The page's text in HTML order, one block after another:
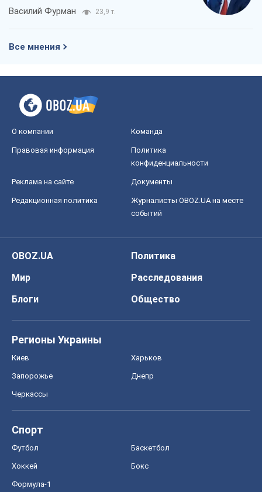
Василий Фурман 23,9 т.
Все мнения
О компании Команда
Правовая информация
Политика
конфиденциальности
Реклама на сайте Документы
Редакционная политика
Журналисты OBOZ.UA на месте
событий
OBOZ.UA
Политика
Мир
Расследования
Блоги
Общество
Регионы Украины
Киев Харьков
Запорожье Днепр
Черкассы
Спорт
Футбол Баскетбол
Хоккей Бокс
Формула-1